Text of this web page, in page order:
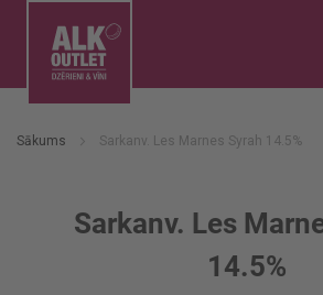
Sākums Sarkanv. Les Marnes Syrah 14.5%
Sarkanv. Les
14.5%